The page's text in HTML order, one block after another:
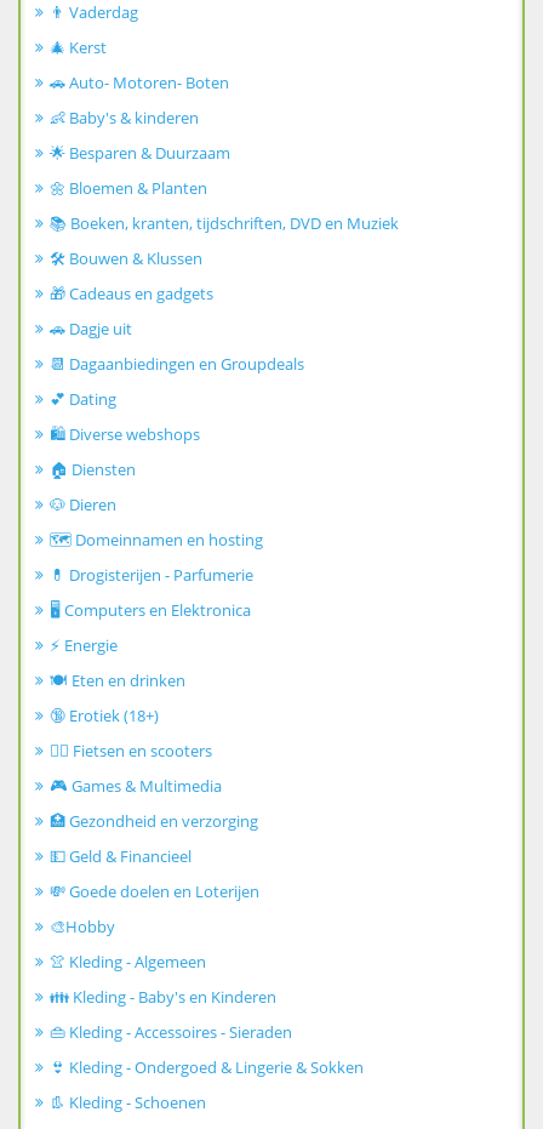
👨 Vaderdag
🎄 Kerst
🚗 Auto- Motoren- Boten
👶 Baby's & kinderen
🌟 Besparen & Duurzaam
🌼 Bloemen & Planten
📚 Boeken, kranten, tijdschriften, DVD en Muziek
🛠️ Bouwen & Klussen
🎁 Cadeaus en gadgets
🚗 Dagje uit
📆 Dagaanbiedingen en Groupdeals
💕 Dating
🛍️ Diverse webshops
🏠 Diensten
🐶 Dieren
🗺️ Domeinnamen en hosting
💊 Drogisterijen - Parfumerie
🖥️ Computers en Elektronica
⚡ Energie
🍽️ Eten en drinken
🔞 Erotiek (18+)
🚴‍♂️ Fietsen en scooters
🎮 Games & Multimedia
🏥 Gezondheid en verzorging
💵 Geld & Financieel
💸 Goede doelen en Loterijen
🎨Hobby
👚 Kleding - Algemeen
👪 Kleding - Baby's en Kinderen
👜 Kleding - Accessoires - Sieraden
👙 Kleding - Ondergoed & Lingerie & Sokken
👢 Kleding - Schoenen